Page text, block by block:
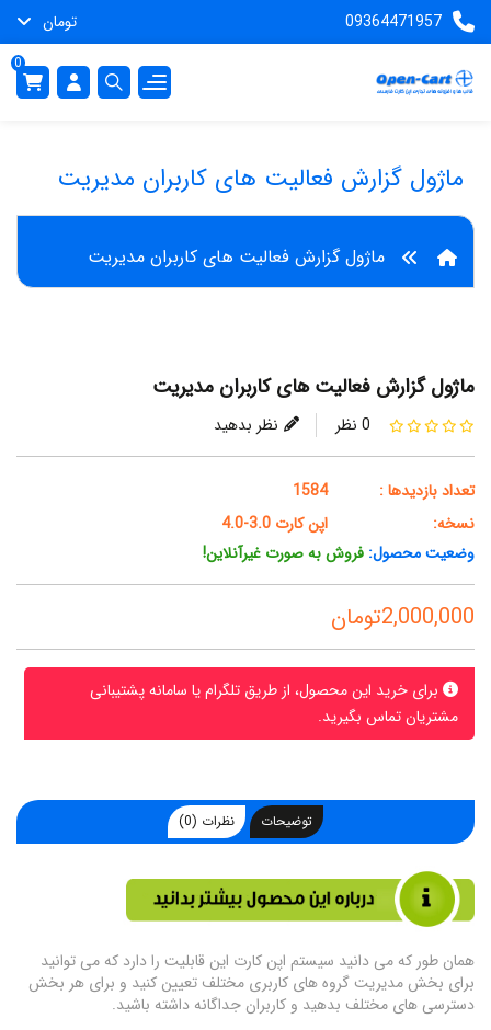
09364471957 تومان
0
ماژول گزارش فعالیت های کاربران مدیریت
ماژول گزارش فعالیت های کاربران مدیریت
ماژول گزارش فعالیت های کاربران مدیریت
0 نظر نظر بدهید
تعداد بازدیدها :
1584
نسخه:
اپن کارت 3.0-4.0
وضعیت محصول: فروش به صورت غیرآنلاین!
2,000,000تومان
برای خرید این محصول، از طریق تلگرام یا سامانه پشتیبانی
مشتریان تماس بگیرید.
توضیحات نظرات (0)
همان طور که می دانید سیستم اپن کارت این قابلیت را دارد که می توانید
برای بخش مدیریت گروه های کاربری مختلف تعیین کنید و برای هر بخش
دسترسی های مختلف بدهید و کاربران جداگانه داشته باشید.